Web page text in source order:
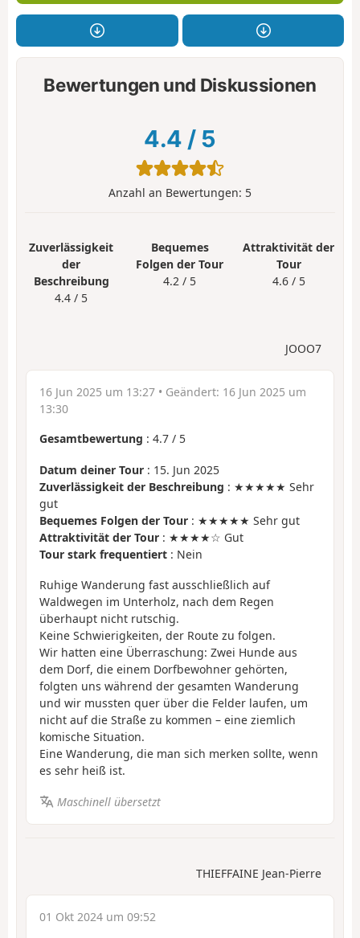
Bewertungen und Diskussionen
4.4 / 5
Anzahl an Bewertungen: 5
Zuverlässigkeit
der
Beschreibung
4.4 / 5
Bequemes
Folgen der Tour
4.2 / 5
Attraktivität der
Tour
4.6 / 5
JOOO7
16 Jun 2025 um 13:27 • Geändert: 16 Jun 2025 um
13:30
Gesamtbewertung : 4.7 / 5
Datum deiner Tour : 15. Jun 2025
Zuverlässigkeit der Beschreibung : ★★★★★ Sehr
gut
Bequemes Folgen der Tour : ★★★★★ Sehr gut
Attraktivität der Tour : ★★★★☆ Gut
Tour stark frequentiert : Nein
Ruhige Wanderung fast ausschließlich auf
Waldwegen im Unterholz, nach dem Regen
überhaupt nicht rutschig.
Keine Schwierigkeiten, der Route zu folgen.
Wir hatten eine Überraschung: Zwei Hunde aus
dem Dorf, die einem Dorfbewohner gehörten,
folgten uns während der gesamten Wanderung
und wir mussten quer über die Felder laufen, um
nicht auf die Straße zu kommen – eine ziemlich
komische Situation.
Eine Wanderung, die man sich merken sollte, wenn
es sehr heiß ist.
Maschinell übersetzt
THIEFFAINE Jean-Pierre
01 Okt 2024 um 09:52